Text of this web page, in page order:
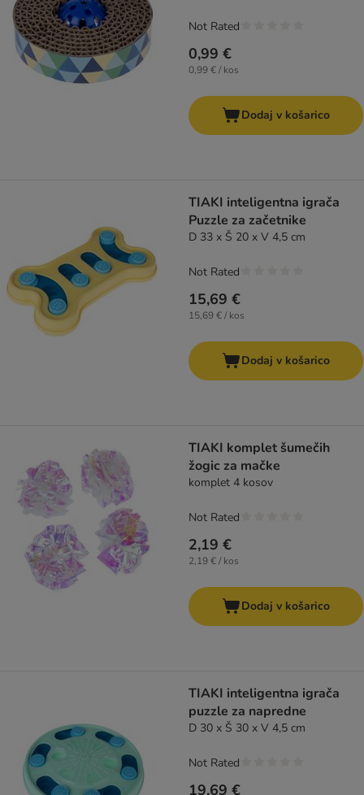
0,99 €
0,99 € / kos
Not Rated
Dodaj v košarico
TIAKI inteligentna igrača
Puzzle za začetnike
D 33 x Š 20 x V 4,5 cm
15,69 €
15,69 € / kos
Not Rated
Dodaj v košarico
TIAKI komplet šumečih
žogic za mačke
komplet 4 kosov
2,19 €
2,19 € / kos
Not Rated
Dodaj v košarico
TIAKI inteligentna igrača
puzzle za napredne
D 30 x Š 30 x V 4,5 cm
19,69 €
Not Rated